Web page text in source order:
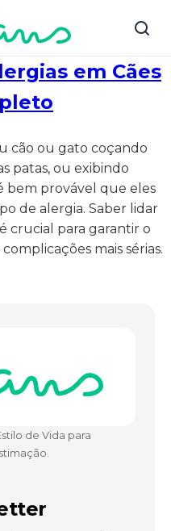
em Cães
cão ou gato coçando
patas, ou exibindo
bem provável que eles
de alergia. Saber lidar
crucial para garantir o
mais sérias.
de Vida para